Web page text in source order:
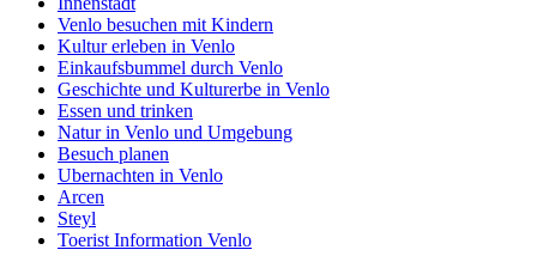
Venlo besuchen mit Kindern
Kultur erleben in Venlo
Einkaufsbummel durch Venlo
Geschichte und Kulturerbe in Venlo
Essen und trinken
Natur in Venlo und Umgebung
Besuch planen
Ubernachten in Venlo
Arcen
Steyl
Toerist Information Venlo